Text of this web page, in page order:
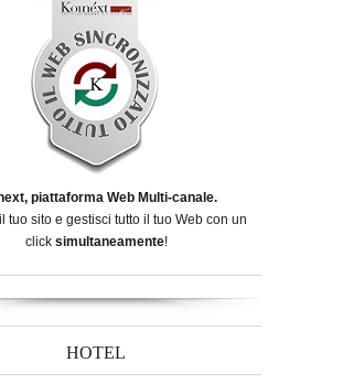
piattaforma Web Multi-canale.
tuo sito e gestisci tutto il tuo Web con un
click simultaneamente!
HOTEL